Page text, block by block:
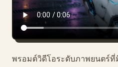
พรอมต์วิดีโอระดับภาพยนตร์ที่